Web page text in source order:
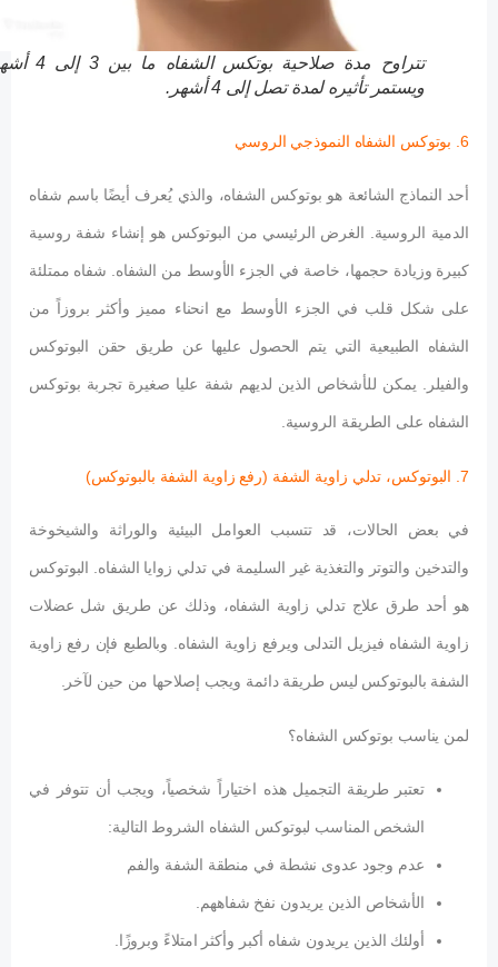
تتراوح مدة صلاحية بوتكس الشفاه ما بين 3 إلى 4 أشهر،
ويستمر تأثيره لمدة تصل إلى 4 أشهر.
أحد النماذج الشائعة هو بوتوكس الشفاه، والذي يُعرف أيضًا باسم شفاه
الدمية الروسية. الغرض الرئيسي من البوتوكس هو إنشاء شفة روسية
كبيرة وزيادة حجمها، خاصة في الجزء الأوسط من الشفاه. شفاه ممتلئة
على شكل قلب في الجزء الأوسط مع انحناء مميز وأكثر بروزاً من
الشفاه الطبيعية التي يتم الحصول عليها عن طريق حقن البوتوكس
والفيلر. يمكن للأشخاص الذين لديهم شفة عليا صغيرة تجربة بوتوكس
الشفاه على الطريقة الروسية.
في بعض الحالات، قد تتسبب العوامل البيئية والوراثة والشيخوخة
والتدخين والتوتر والتغذية غير السليمة في تدلي زوايا الشفاه. البوتوكس
هو أحد طرق علاج تدلي زاوية الشفاه، وذلك عن طريق شل عضلات
زاوية الشفاه فيزيل التدلى ويرفع زاوية الشفاه. وبالطبع فإن رفع زاوية
الشفة بالبوتوكس ليس طريقة دائمة ويجب إصلاحها من حين لآخر.
لمن يناسب بوتوكس الشفاه؟
تعتبر طريقة التجميل هذه اختياراً شخصياً، ويجب أن تتوفر في
الشخص المناسب لبوتوكس الشفاه الشروط التالية:
عدم وجود عدوى نشطة في منطقة الشفة والفم
الأشخاص الذين يريدون نفخ شفاههم.
أولئك الذين يريدون شفاه أكبر وأكثر امتلاءً وبروزًا.